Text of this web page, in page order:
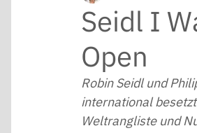
Seidl I
Open
Robin Seidl und
international
Weltrangliste und